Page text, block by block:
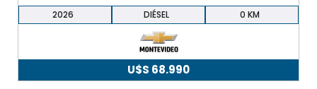
2026
DIÉSEL 0
U$S 68.990